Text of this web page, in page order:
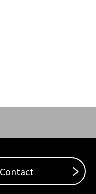
Contact